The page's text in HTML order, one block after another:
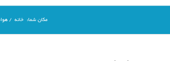
مکان شما: خانه /